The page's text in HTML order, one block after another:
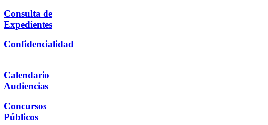
Consulta de
Expedientes
Confidencialidad
Calendario
Audiencias
Concursos
Públicos